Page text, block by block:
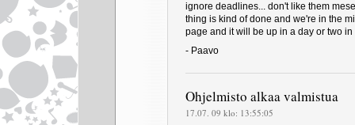
ignore deadlines... don't like them
thing is kind of done and we're in the
page and it will be up in a day or two
- Paavo
Ohjelmisto alkaa valmistua
17.07. 09 klo: 13:55:05